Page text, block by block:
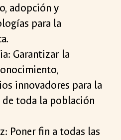
adopción y
para la
Garantizar la
innovadores para la
toda la población
Poner fin a todas las